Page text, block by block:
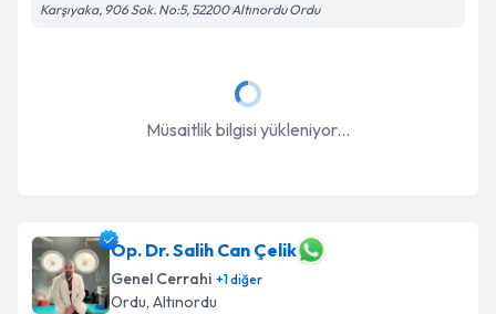
Karşıyaka, 906 Sok. No:5, 52200 Altınordu Ordu
Müsaitlik bilgisi yükleniyor...
Op. Dr. Salih Can Çelik
Genel Cerrahi +1diğer
Ordu, Altınordu